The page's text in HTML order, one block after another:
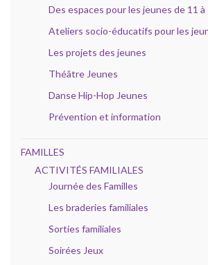
Des espaces pour les jeunes de 11 à
Ateliers socio-éducatifs pour les
Les projets des jeunes
Théâtre Jeunes
Danse Hip-Hop Jeunes
Prévention et information
FAMILLES
ACTIVITÉS FAMILIALES
Journée des Familles
Les braderies familiales
Sorties familiales
Soirées Jeux